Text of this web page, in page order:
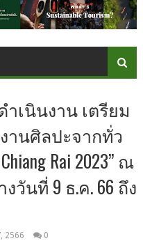
เนินงาน เตรียม
านศิลปะจากทั่ว
Rai 2023” ณ
วันที่ 9 ธ.ค. 66 ถึง
2566 0